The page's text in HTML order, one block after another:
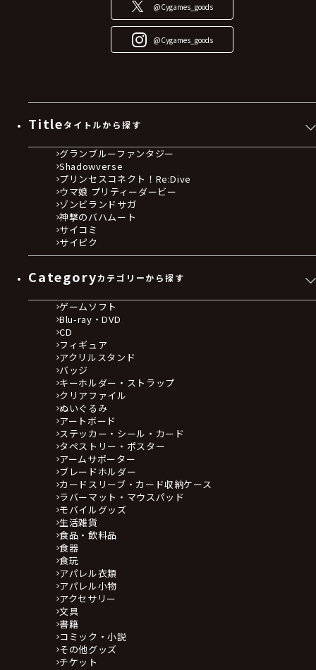
@Cygames_goods
@Cygames_goods
Titleタイトルから探す
グランブルーファンタジー
Shadowverse
プリンセスコネクト！Re:Dive
ウマ娘 プリティーダービー
ゾンビランドサガ
神撃のバハムート
サイコミ
サイピク
Categoryカテゴリーから探す
ゲームソフト
Blu-ray・DVD
CD
フィギュア
アクリルスタンド
バッジ
キーホルダー・ストラップ
クリアファイル
ぬいぐるみ
アートボード
ステッカー・シール・カード
タペストリー・ポスター
アームサポーター
ブレードホルダー
カードスリーブ・カード収納ケース
ラバーマット・マウスパッド
モバイルグッズ
生活雑貨
食品・飲料品
食器
食玩
アパレル衣類
アパレル小物
アクセサリー
文具
書籍
コミック・小説
その他グッズ
チケット